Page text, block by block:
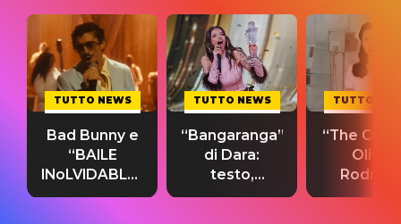
TUTTO NEWS
Bad Bunny e
“BAILE
INoLVIDABLE”:
testo,
TUTTO NEWS
“Bangaranga”
di Dara:
testo,
traduzione e
TUTTO
“The
Olivia
testo,